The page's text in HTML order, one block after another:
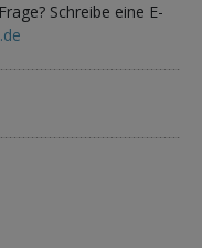
Schreibe eine E-